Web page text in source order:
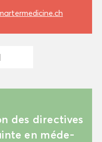
des di­rec­tives
en mé­de­